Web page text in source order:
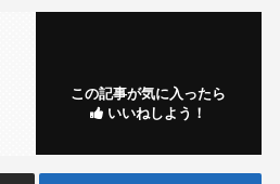
この記事が気に入ったら
いいねしよう！